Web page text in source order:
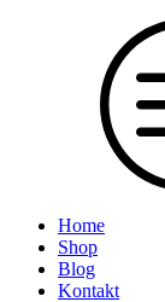
Home
Shop
Blog
Kontakt